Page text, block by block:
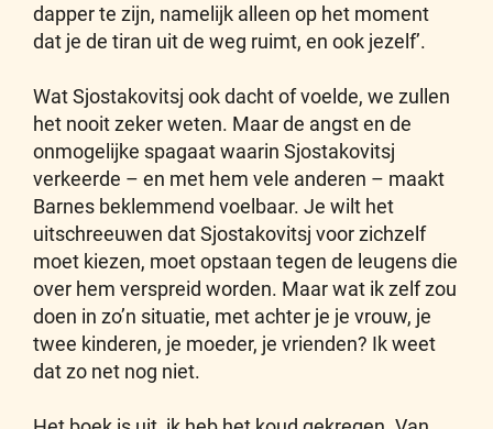
dapper te zijn, namelijk alleen op het moment
dat je de tiran uit de weg ruimt, en ook jezelf’.
Wat Sjostakovitsj ook dacht of voelde, we zullen
het nooit zeker weten. Maar de angst en de
onmogelijke spagaat waarin Sjostakovitsj
verkeerde – en met hem vele anderen – maakt
Barnes beklemmend voelbaar. Je wilt het
uitschreeuwen dat Sjostakovitsj voor zichzelf
moet kiezen, moet opstaan tegen de leugens die
over hem verspreid worden. Maar wat ik zelf zou
doen in zo’n situatie, met achter je je vrouw, je
twee kinderen, je moeder, je vrienden? Ik weet
dat zo net nog niet.